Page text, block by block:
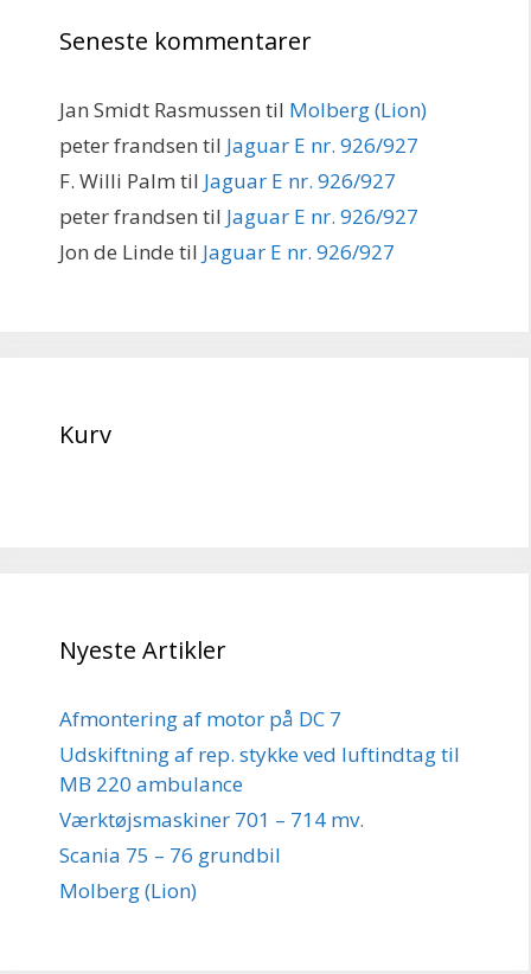
Seneste kommentarer
Jan Smidt Rasmussen til Molberg (Lion)
peter frandsen til Jaguar E nr. 926/927
F. Willi Palm til Jaguar E nr. 926/927
peter frandsen til Jaguar E nr. 926/927
Jon de Linde til Jaguar E nr. 926/927
Kurv
Nyeste Artikler
Afmontering af motor på DC 7
Udskiftning af rep. stykke ved luftindtag til
MB 220 ambulance
Værktøjsmaskiner 701 – 714 mv.
Scania 75 – 76 grundbil
Molberg (Lion)